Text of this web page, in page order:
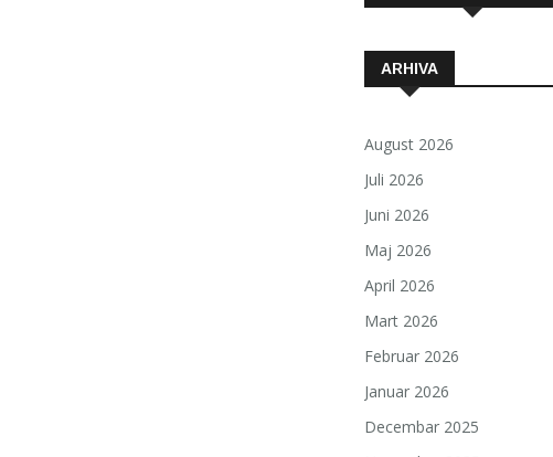
ARHIVA
August 2026
Juli 2026
Juni 2026
Maj 2026
April 2026
Mart 2026
Februar 2026
Januar 2026
Decembar 2025